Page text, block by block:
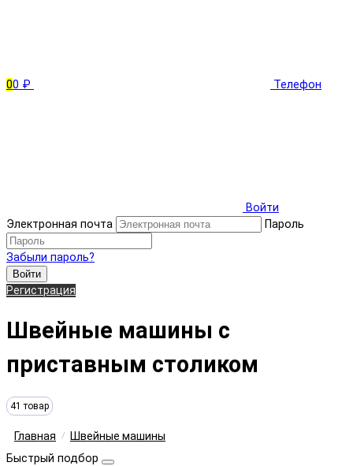
00 ₽ Телефон
Войти
Электронная почта
Пароль
Забыли пароль?
Войти
Регистрация
Швейные машины с
приставным столиком
41 товар
Главная Швейные машины
Быстрый подбор